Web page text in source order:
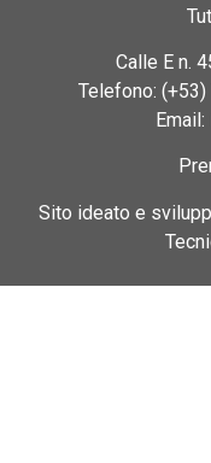
Calle E n.
Telefono:
Sito ideato e